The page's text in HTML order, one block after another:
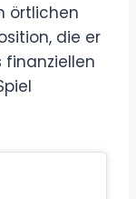
örtlichen
die er